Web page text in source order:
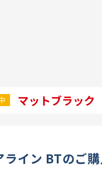
マットブラック
ライン BTのご